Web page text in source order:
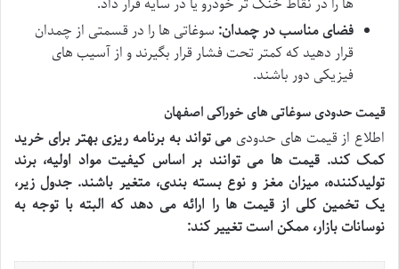
ها را در نقاط خنک تر خودرو یا در سایه قرار داد.
فضای مناسب در چمدان: سوغاتی ها را در قسمتی از چمدان
قرار دهید که کمتر تحت فشار قرار بگیرند و از آسیب های
فیزیکی دور باشند.
قیمت حدودی سوغاتی های خوراکی اصفهان
اطلاع از قیمت های حدودیمی تواند به برنامه ریزی بهتر برای خرید
کمک کند. قیمت ها می توانند بر اساس کیفیت مواد اولیه، برند
تولیدکننده، میزان مغز و نوع بسته بندی، متغیر باشند. جدول زیر،
یک تخمین کلی از قیمت ها را ارائه می دهد که البته با توجه به
نوسانات بازار، ممکن است تغییر کند: